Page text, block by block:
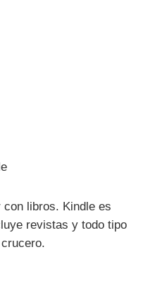
con libros. Kindle es
revistas y todo tipo